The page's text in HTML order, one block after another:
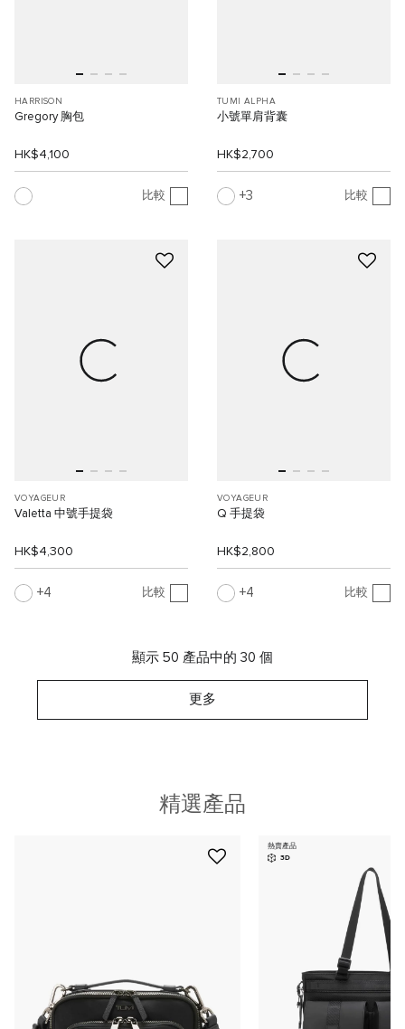
HARRISON
Gregory 胸包
HK$4,100
比較
TUMI ALPHA
小號單肩背囊
HK$2,700
3 比較
VOYAGEUR
Valetta 中號手提袋
HK$4,300
4 比較
VOYAGEUR
Q 手提袋
HK$2,800
4 比較
顯示 50 產品中的 30 個
更多
精選產品
熱賣產品
3D